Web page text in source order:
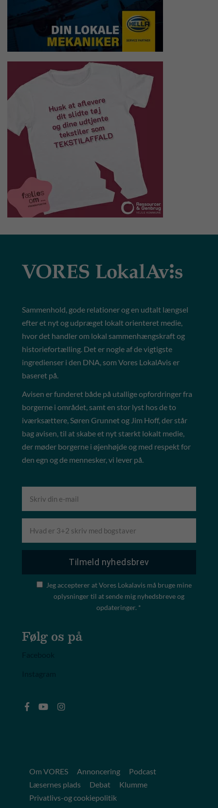
Sammenhold, gode relationer og en udtalt længsel
efter et nyt og udpræget lokalt orienteret medie,
hvor det handler om lokal sammenhængskraft og
historiefortælling. Det er nogle af de vigtigste
ingredienser i den DNA, som Vores LokalAvis er
baseret på.
Avisen er funderet både på utallige opfordringer fra
borgerne i området, samt en stor lyst hos de to
iværksættere, Søren Grunnet og Jim Hoff, der står
bag avisen, til at skabe et nyt stærkt lokalt medie,
der møder borgerne i øjenhøjde og med respekt for
den egn og de mennesker, vi lever på.
Jeg accepterer at Vores Lokalavis må bruge mine
oplysninger til at sende mig nyhedsbreve og
opdateringer. *
Følg os på
Om VORES Annoncering
Podcast
Læsernes plads
Debat
Klumme
Privatlivs-og cookiepolitik